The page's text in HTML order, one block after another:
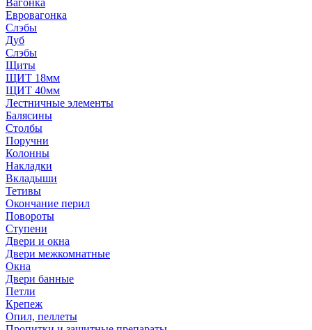
Вагонка
Евровагонка
Слэбы
Дуб
Слэбы
Щиты
ЩИТ 18мм
ЩИТ 40мм
Лестничные элементы
Балясины
Столбы
Поручни
Колонны
Накладки
Вкладыши
Тетивы
Окончание перил
Повороты
Ступени
Двери и окна
Двери межкомнатные
Окна
Двери банные
Петли
Крепеж
Опил, пеллеты